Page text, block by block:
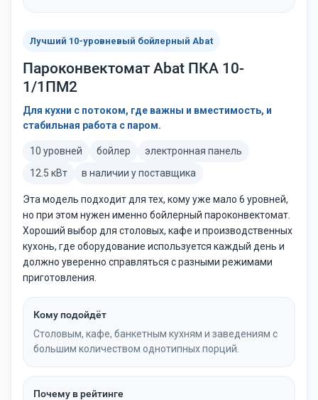
Лучший 10-уровневый бойлерный Abat
Пароконвектомат Abat ПКА 10-
1/1ПМ2
Для кухни с потоком, где важны и вместимость, и
стабильная работа с паром.
10 уровней бойлер
электронная панель
12.5 кВт
в наличии у поставщика
Эта модель подходит для тех, кому уже мало 6 уровней,
но при этом нужен именно бойлерный пароконвектомат.
Хороший выбор для столовых, кафе и производственных
кухонь, где оборудование используется каждый день и
должно уверенно справляться с разными режимами
приготовления.
Кому подойдёт
Столовым, кафе, банкетным кухням и заведениям с
большим количеством однотипных порций.
Почему в рейтинге